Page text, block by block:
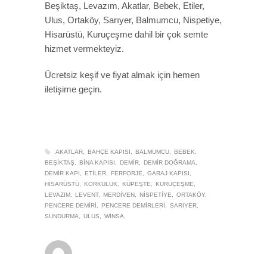
Beşiktaş, Levazım, Akatlar, Bebek, Etiler,
Ulus, Ortaköy, Sarıyer, Balmumcu, Nispetiye,
Hisarüstü, Kuruçeşme dahil bir çok semte
hizmet vermekteyiz.
Ücretsiz keşif ve fiyat almak için hemen
iletişime geçin.
AKATLAR BAHÇE KAPISI BALMUMCU
BEBEK
BEŞIKTAŞ
BINA KAPISI DEMIR
DEMIR DOĞRAMA
DEMIR KAPI
ETILER FERFORJE
GARAJ KAPISI
HISARÜSTÜ
KORKULUK KÜPEŞTE
KURUÇEŞME
LEVAZIM
LEVENT MERDIVEN NISPETIYE
ORTAKÖY
PENCERE DEMIRI
PENCERE DEMIRLERI
SARIYER
SUNDURMA
ULUS WINSA